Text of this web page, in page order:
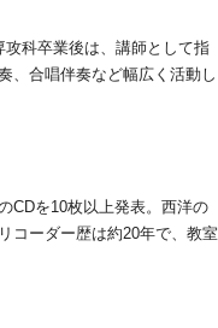
科卒業後は、講師として指
、合唱伴奏など幅広く活動し
CDを10枚以上発表。西洋の
コーダー歴は約20年で、教室